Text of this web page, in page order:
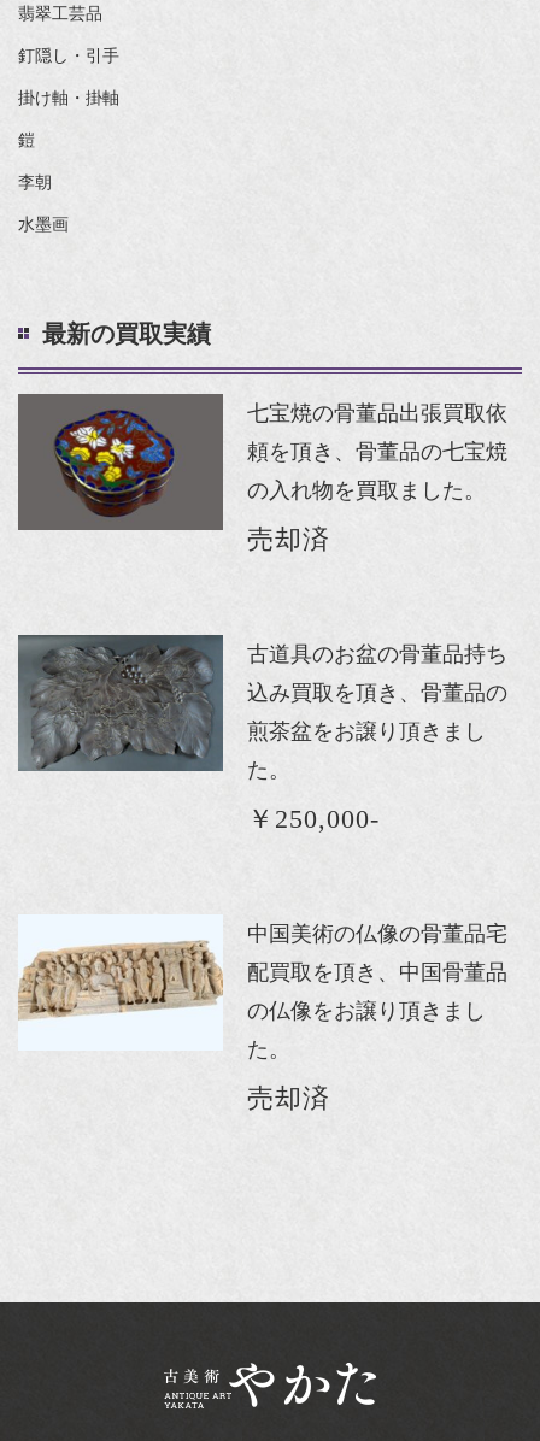
翡翠工芸品
釘隠し・引手
掛け軸・掛軸
鎧
李朝
水墨画
最新の買取実績
七宝焼の骨董品出張買取依
頼を頂き、骨董品の七宝焼
の入れ物を買取ました。
売却済
古道具のお盆の骨董品持ち
込み買取を頂き、骨董品の
煎茶盆をお譲り頂きまし
た。
￥250,000-
中国美術の仏像の骨董品宅
配買取を頂き、中国骨董品
の仏像をお譲り頂きまし
た。
売却済